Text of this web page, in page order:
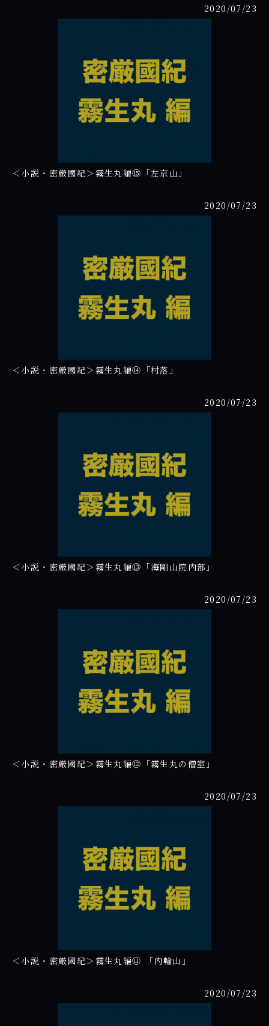
2020/07/23
＜小説・密厳國紀＞霧生丸編⑮「左京山」
2020/07/23
＜小説・密厳國紀＞霧生丸編⑭「村落」
2020/07/23
＜小説・密厳國紀＞霧生丸編⑬「海剛山院内部」
2020/07/23
＜小説・密厳國紀＞霧生丸編⑫「霧生丸の僧室」
2020/07/23
＜小説・密厳國紀＞霧生丸編⑪ 「内輪山」
2020/07/23